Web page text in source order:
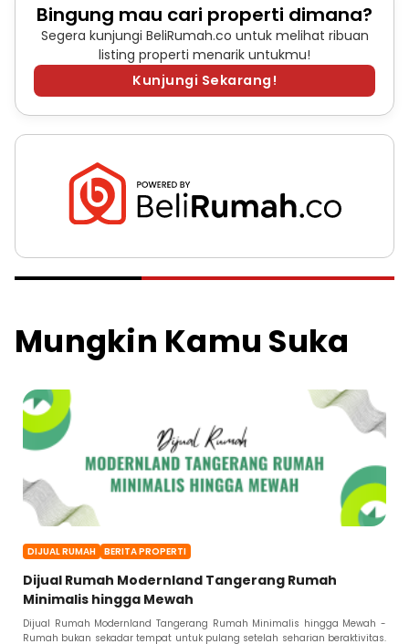
Bingung mau cari properti dimana?
Segera kunjungi BeliRumah.co untuk melihat ribuan
listing properti menarik untukmu!
Kunjungi Sekarang!
Mungkin Kamu Suka
DIJUAL RUMAH BERITA PROPERTI
Dijual Rumah Modernland Tangerang Rumah
Minimalis hingga Mewah
Dijual Rumah Modernland Tangerang Rumah Minimalis hingga Mewah -
Rumah bukan sekadar tempat untuk pulang setelah seharian beraktivitas.